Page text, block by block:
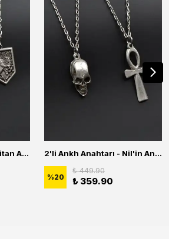
2'li Anime Attack On Titan Acrylic Maria Anime Naruto Erkek Kadın Kolye Seti 2'li Ankh Anahtarı - Nil'in Anahtarı - Kuru Kafa Erkek Kadın Kolye Seti
%20
₺ 449.90
₺ 359.90